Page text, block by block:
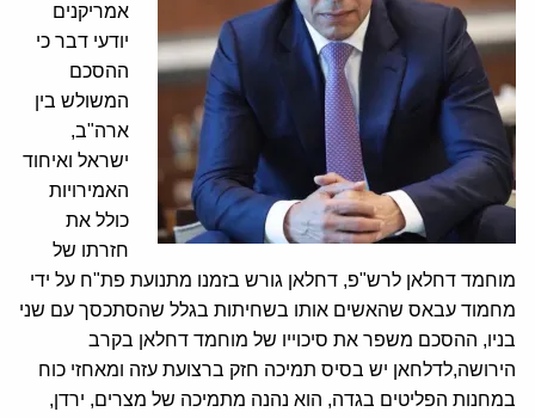
אמריקנים
יודעי דבר כי
ההסכם
המשולש בין
ארה"ב,
ישראל ואיחוד
האמירויות
כולל את
חזרתו של
מוחמד דחלאן לרש"פ, דחלאן גורש בזמנו מתנועת פת"ח על ידי
מחמוד עבאס שהאשים אותו בשחיתות בגלל שהסתכסך עם שני
בניו, ההסכם משפר את סיכוייו של מוחמד דחלאן בקרב
הירושה,לדלחאן יש בסיס תמיכה חזק ברצועת עזה ומאחזי כוח
במחנות הפליטים בגדה, הוא נהנה מתמיכה של מצרים, ירדן,